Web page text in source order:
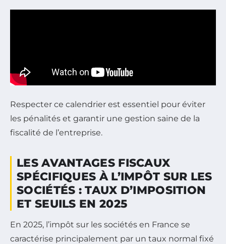
Respecter ce calendrier est essentiel pour éviter
les pénalités et garantir une gestion saine de la
fiscalité de l’entreprise.
LES AVANTAGES FISCAUX
SPÉCIFIQUES À L’IMPÔT SUR LES
SOCIÉTÉS : TAUX D’IMPOSITION
ET SEUILS EN 2025
En 2025, l’impôt sur les sociétés en France se
caractérise principalement par un taux normal fixé